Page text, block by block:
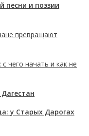
песни и поэзии
превращают
чего начать и как не
у Старых Дарогах